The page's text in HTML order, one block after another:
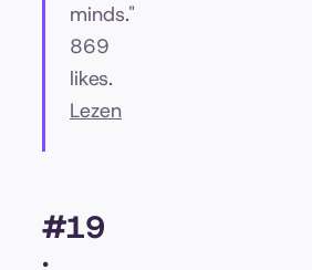
minds."
869
likes.
Lezen
#19